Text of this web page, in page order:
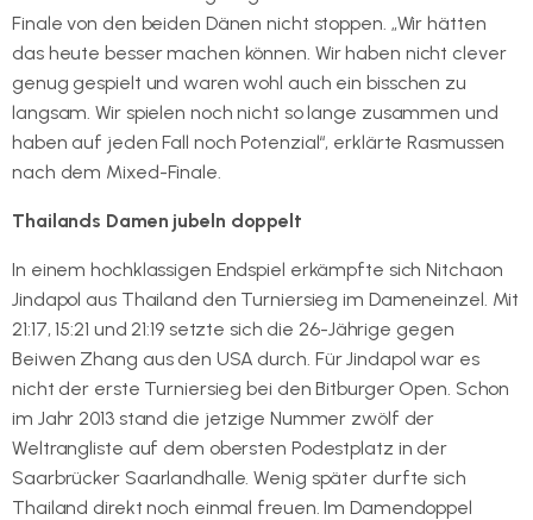
Finale von den beiden Dänen nicht stoppen. „Wir hätten
das heute besser machen können. Wir haben nicht clever
genug gespielt und waren wohl auch ein bisschen zu
langsam. Wir spielen noch nicht so lange zusammen und
haben auf jeden Fall noch Potenzial“, erklärte Rasmussen
nach dem Mixed-Finale.
Thailands Damen jubeln doppelt
In einem hochklassigen Endspiel erkämpfte sich Nitchaon
Jindapol aus Thailand den Turniersieg im Dameneinzel. Mit
21:17, 15:21 und 21:19 setzte sich die 26-Jährige gegen
Beiwen Zhang aus den USA durch. Für Jindapol war es
nicht der erste Turniersieg bei den Bitburger Open. Schon
im Jahr 2013 stand die jetzige Nummer zwölf der
Weltrangliste auf dem obersten Podestplatz in der
Saarbrücker Saarlandhalle. Wenig später durfte sich
Thailand direkt noch einmal freuen. Im Damendoppel